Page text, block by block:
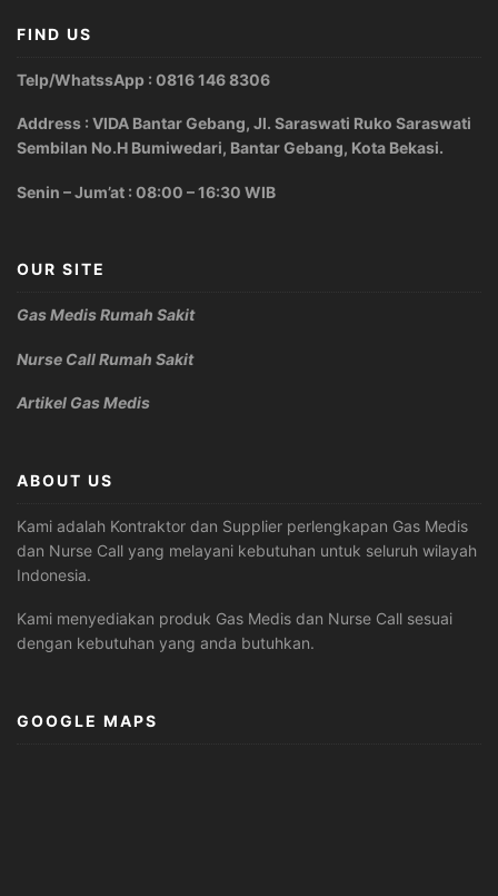
FIND US
Telp/WhatssApp : 0816 146 8306
Address : VIDA Bantar Gebang, Jl. Saraswati Ruko Saraswati
Sembilan No.H Bumiwedari, Bantar Gebang, Kota Bekasi.
Senin – Jum’at : 08:00 – 16:30 WIB
OUR SITE
Gas Medis Rumah Sakit
Nurse Call Rumah Sakit
Artikel Gas Medis
ABOUT US
Kami adalah Kontraktor dan Supplier perlengkapan Gas Medis
dan Nurse Call yang melayani kebutuhan untuk seluruh wilayah
Indonesia.
Kami menyediakan produk Gas Medis dan Nurse Call sesuai
dengan kebutuhan yang anda butuhkan.
GOOGLE MAPS